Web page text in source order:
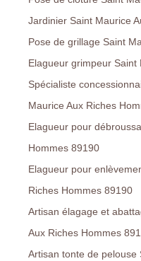
Jardinier Saint Maurice
Pose de grillage Saint
Elagueur grimpeur Saint
Spécialiste
Maurice Aux Riches
Elagueur pour
Hommes 89190
Elagueur pour
Riches Hommes 89190
Artisan élagage et
Aux Riches Hommes
Artisan tonte de pelouse